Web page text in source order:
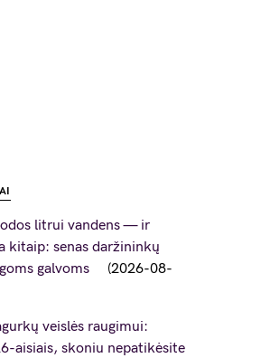
litrui vandens — ir
kitaip: senas daržininkų
galvoms
2026-08-
veislės raugimui:
aisiais, skoniu nepatikėsite